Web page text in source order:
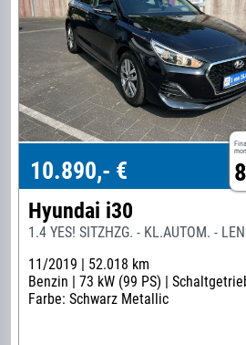
10.890,- €
Hyundai i30
1.4 YES! SITZHZG. - KL.AUTOM. -
11/2019 | 52.018 km
Benzin | 73 kW (99 PS) |
Farbe: Schwarz Metallic